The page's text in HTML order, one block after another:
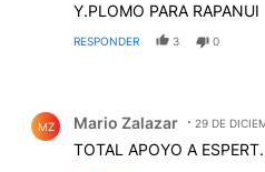
Y.PLOMO PARA RAPANUI
RESPONDER 3 0
MZ Mario Zalazar 29 DE
TOTAL APOYO A